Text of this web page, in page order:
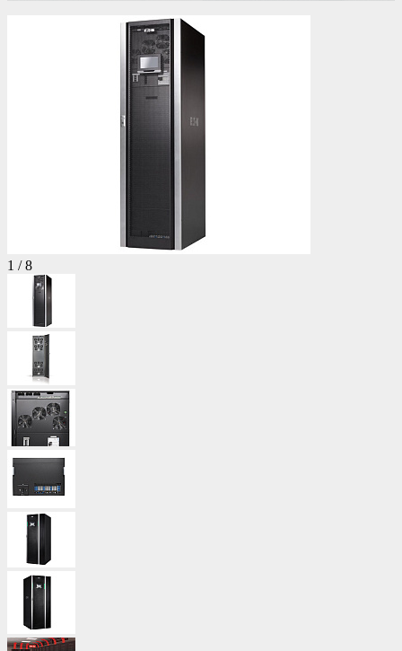
1 /8